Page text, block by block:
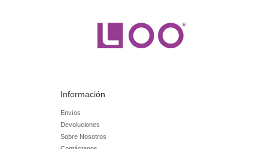
Información
Envíos
Devoluciones
Sobre Nosotros